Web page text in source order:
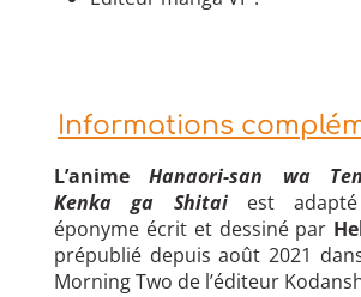
Informations
L’animeHanaori-san wa
Kenka ga Shitai est
éponyme écrit et dessiné par
prépublié depuis août 2021
Morning Two de l’éditeur